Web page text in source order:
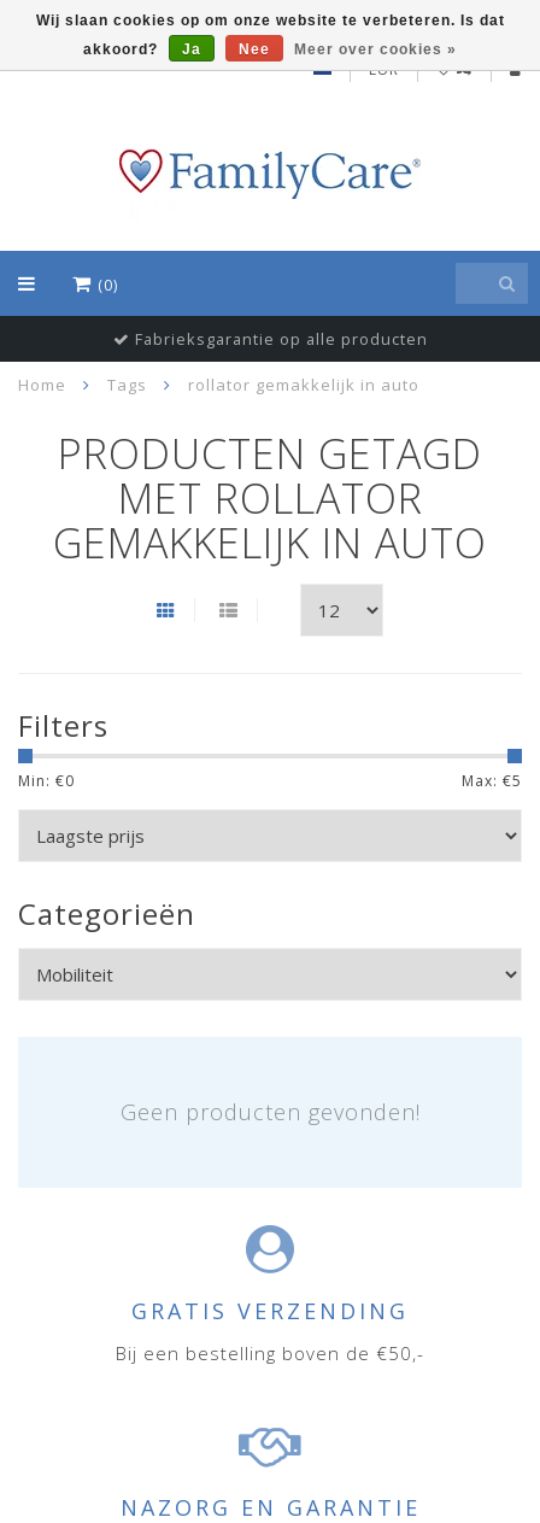
EUR
(0)
Fabrieksgarantie op alle producten
Home Tags rollator gemakkelijk in auto
PRODUCTEN GETAGD
MET ROLLATOR
GEMAKKELIJK IN AUTO
Filters
Min: €0 Max: €5
Categorieën
Geen producten gevonden!
Wij slaan cookies op om onze website te verbeteren. Is dat
akkoord?
Ja Nee Meer over cookies »
GRATIS VERZENDING
Bij een bestelling boven de €50,-
NAZORG EN GARANTIE